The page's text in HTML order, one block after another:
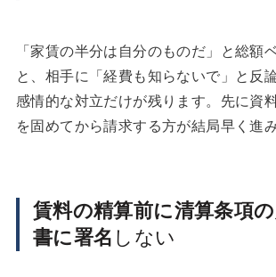
「家賃の半分は自分のものだ」と総額
と、相手に「経費も知らないで」と反
感情的な対立だけが残ります。先に資
を固めてから請求する方が結局早く進み
賃料の精算前に清算条項
書に署名 しない